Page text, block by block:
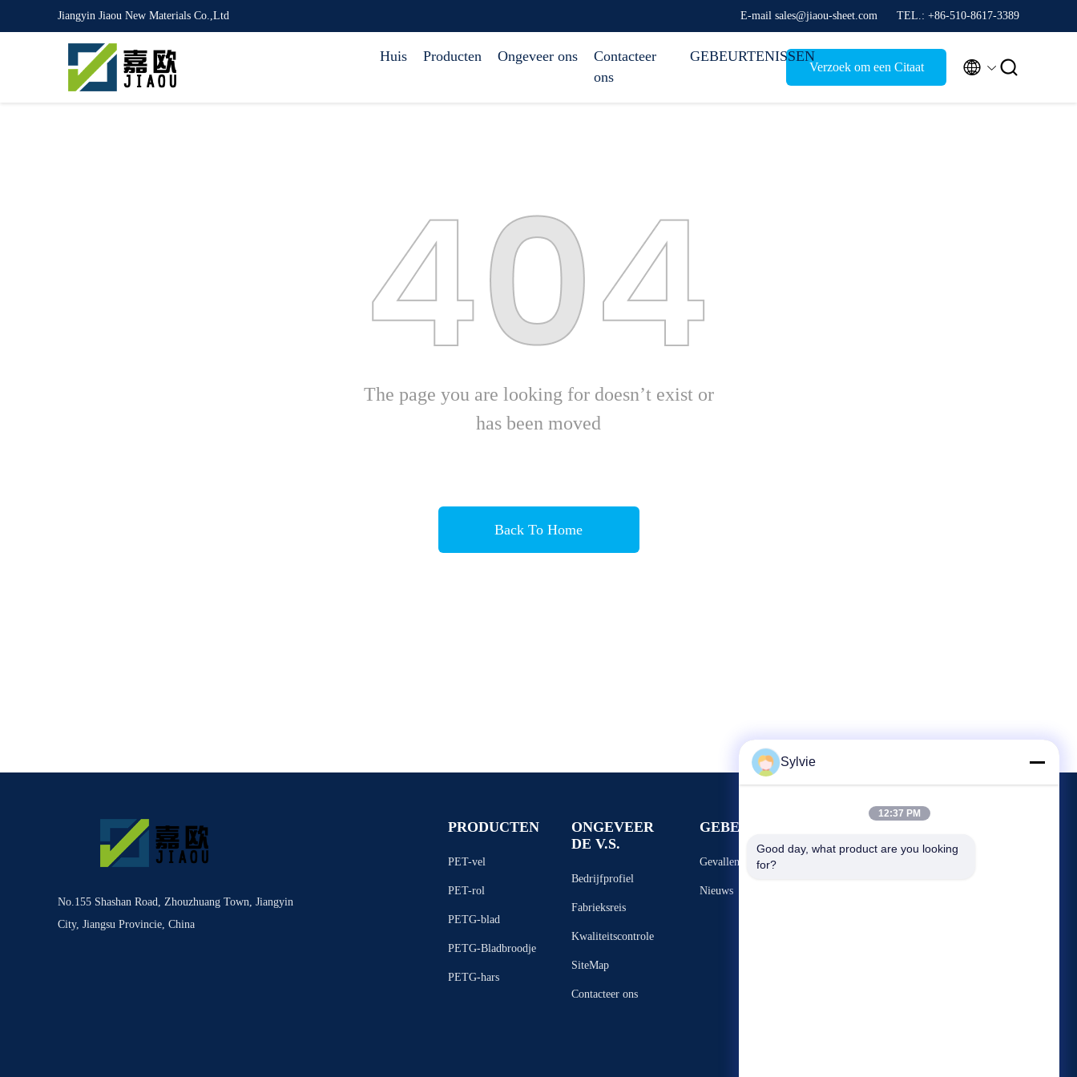
Jiangyin Jiaou New Materials Co.,Ltd E-mail sales@jiaou-sheet.com TEL.: +86-510-8617-3389
Huis Producten Ongeveer ons
Contacteer
ons
GEBEURTENISSEN
Verzoek om een Citaat  
The page you are looking for doesn’t exist or
has been moved
Back To Home
No.155 Shashan Road, Zhouzhuang Town, Jiangyin
City, Jiangsu Provincie, China
PRODUCTEN
PET-vel
PET-rol
PETG-blad
PETG-Bladbroodje
PETG-hars
ONGEVEER
DE V.S.
Bedrijfprofiel
Fabrieksreis
Kwaliteitscontrole
SiteMap
Contacteer ons
GEBEURTENISSEN
Gevallen
Nieuws
Sylvie
12:37 PM
Good day, what product are you looking
for?